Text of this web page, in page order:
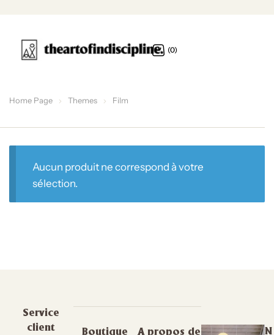
(0)
Home Page Themes Film
Aucun produit ne correspond à votre
sélection.
Service
client
Boutique
A propos de
N